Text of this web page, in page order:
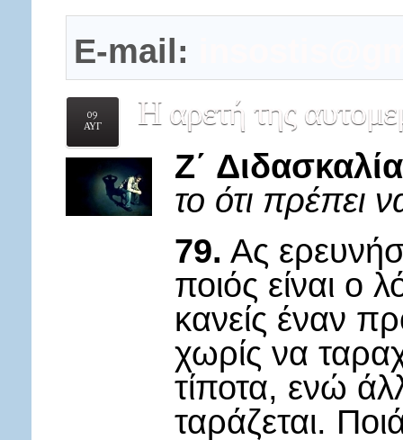
E-mail:
09
ΑΥΓ
Ηαρετή της
Ζ΄
το ότι πρέπει
79. Ας
ποιός είναι ο
κανείς έναν
χωρίς να
τίποτα, ενώ
ταράζεται.